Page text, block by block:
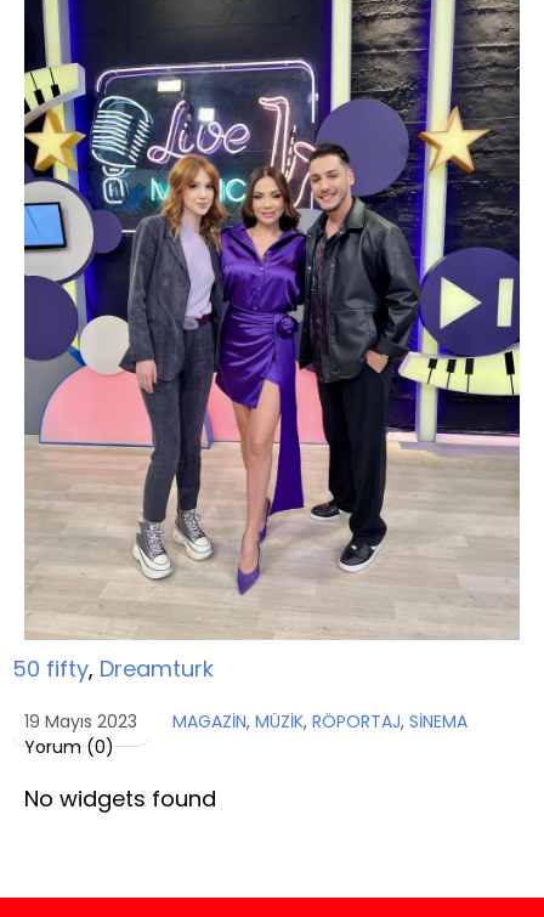
50 fifty, Dreamturk
19 Mayıs 2023 MAGAZİN, MÜZİK, RÖPORTAJ, SİNEMA
Yorum (0)
No widgets found